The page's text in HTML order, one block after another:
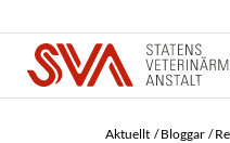
Aktuellt Bloggar